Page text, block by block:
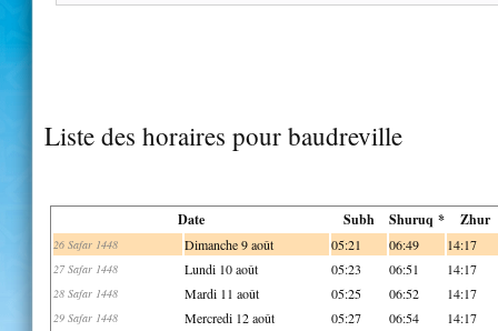
Liste des horaires pour baudreville
Date Subh Shuruq * Zhur
26 Safar 1448 Dimanche 9 août 05:21 06:49 14:17
27 Safar 1448 Lundi 10 août 05:23 06:51 14:17
28 Safar 1448 Mardi 11 août 05:25 06:52 14:17
29 Safar 1448 Mercredi 12 août 05:27 06:54 14:17